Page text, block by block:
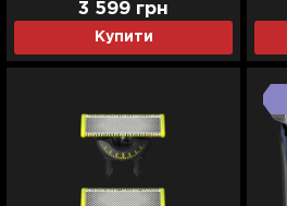
Купити
3 599 грн